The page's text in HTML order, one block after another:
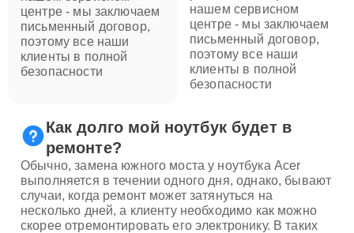
центре - мы заключаем
письменный договор,
поэтому все наши
клиенты в полной
безопасности
нашем сервисном
центре - мы заключаем
письменный договор,
поэтому все наши
клиенты в полной
безопасности
Как долго мой ноутбук будет в
ремонте?
Обычно, замена южного моста у ноутбука Acer
выполняется в течении одного дня, однако, бывают
случаи, когда ремонт может затянуться на
несколько дней, а клиенту необходимо как можно
скорее отремонтировать его электронику. В таких